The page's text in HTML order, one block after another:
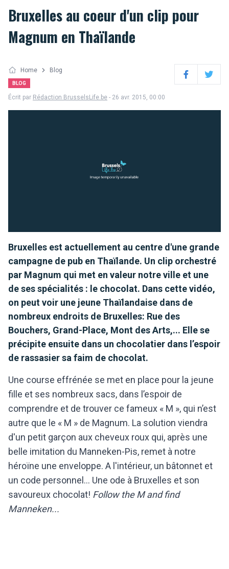
Bruxelles au coeur d'un clip pour
Magnum en Thaïlande
Home Blog
BLOG FacebookTwitter
Écrit par Rédaction BrusselsLife.be - 26 avr. 2015, 00:00
Bruxelles est actuellement au centre d'une grande
campagne de pub en Thaïlande. Un clip orchestré
par Magnum qui met en valeur notre ville et une
de ses spécialités : le chocolat. Dans cette vidéo,
on peut voir une jeune Thaïlandaise dans de
nombreux endroits de Bruxelles: Rue des
Bouchers, Grand-Place, Mont des Arts,... Elle se
précipite ensuite dans un chocolatier dans l’espoir
de rassasier sa faim de chocolat.
Une course effrénée se met en place pour la jeune
fille et ses nombreux sacs, dans l’espoir de
comprendre et de trouver ce fameux « M », qui n’est
autre que le « M » de Magnum. La solution viendra
d'un petit garçon aux cheveux roux qui, après une
belle imitation du Manneken-Pis, remet à notre
héroïne une enveloppe. A l'intérieur, un bâtonnet et
un code personnel... Une ode à Bruxelles et son
savoureux chocolat! Follow the M and find
Manneken...